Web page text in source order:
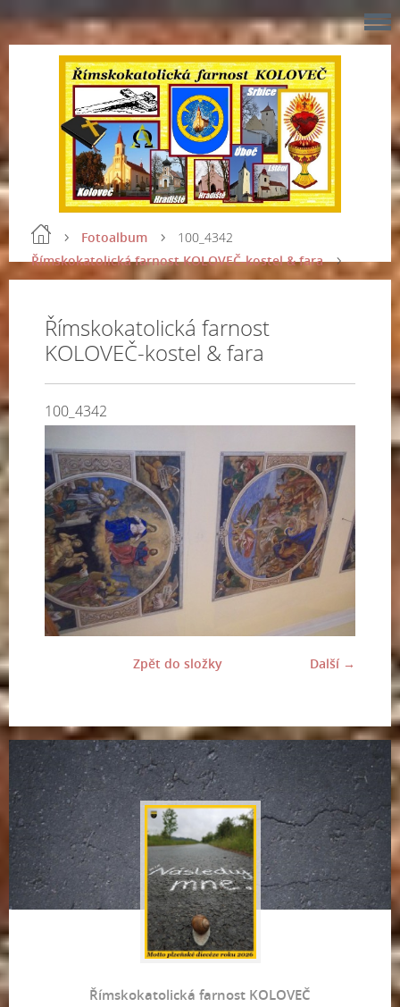
Fotoalbum
Římskokatolická farnost KOLOVEČ-kostel & fara
100_4342
Římskokatolická farnost
KOLOVEČ-kostel & fara
100_4342
Další →
Zpět do složky
Římskokatolická farnost KOLOVEČ